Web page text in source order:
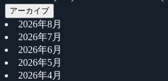
アーカイブ
2026年8月
2026年7月
2026年6月
2026年5月
2026年4月